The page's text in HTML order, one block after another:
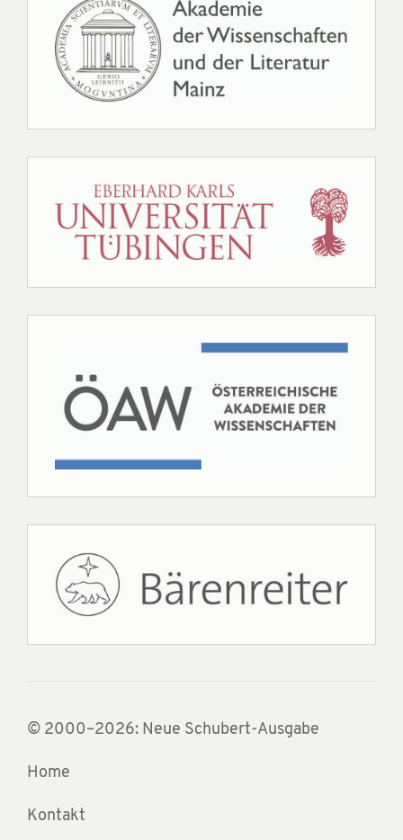
© 2000–2026: Neue Schubert-Ausgabe
Home
Kontakt